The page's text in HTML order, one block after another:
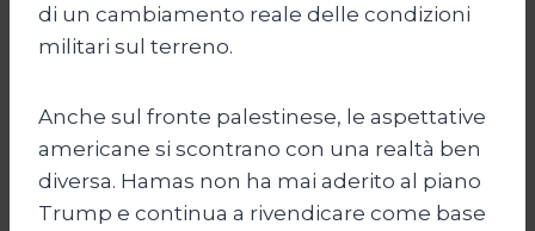
di un cambiamento reale delle condizioni
militari sul terreno.
Anche sul fronte palestinese, le aspettative
americane si scontrano con una realtà ben
diversa. Hamas non ha mai aderito al piano
Trump e continua a rivendicare come base